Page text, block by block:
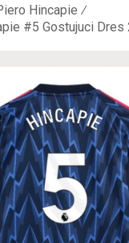
Hincapie
#5 Gostujuci Dres